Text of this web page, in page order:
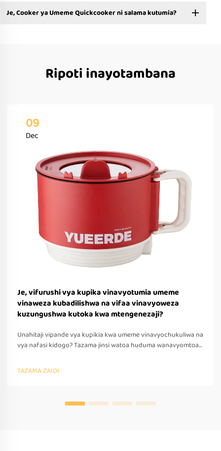
Je, Cooker ya Umeme Quickcooker ni salama kutumia?
Ripoti inayotambana
09
Dec
Je, vifurushi vya kupika vinavyotumia umeme
vinaweza kubadilishwa na vifaa vinavyoweza
kuzungushwa kutoka kwa mtengenezaji?
Unahitaji vipande vya kupikia kwa umeme vinavyochukuliwa na
vya nafasi kidogo? Tazama jinsi watoa huduma wanavyomtoa
kutengeneza mifano, msaada wa OEM/ODM na kufuata sheria
za kimataifa. Omba sadaka leo.
TAZAMA ZAIDI